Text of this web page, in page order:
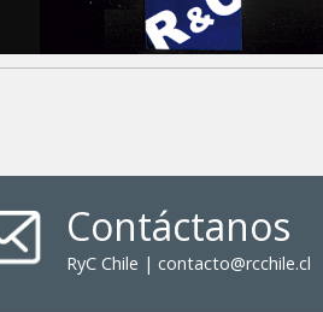
Contáctanos
RyC Chile | contacto@rcchile.cl